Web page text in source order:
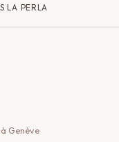
LA PERLA
Genève